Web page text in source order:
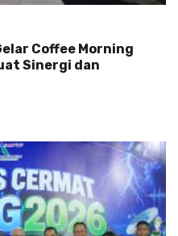
Coffee Morning
Sinergi dan